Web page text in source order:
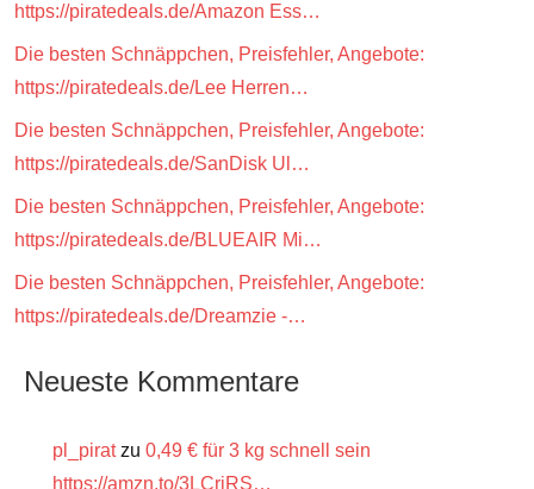
https://piratedeals.de/Amazon Ess…
Die besten Schnäppchen, Preisfehler, Angebote:
https://piratedeals.de/Lee Herren…
Die besten Schnäppchen, Preisfehler, Angebote:
https://piratedeals.de/SanDisk Ul…
Die besten Schnäppchen, Preisfehler, Angebote:
https://piratedeals.de/BLUEAIR Mi…
Die besten Schnäppchen, Preisfehler, Angebote:
https://piratedeals.de/Dreamzie -…
Neueste Kommentare
pl_piratzu 0,49 € für 3 kg schnell sein
https://amzn.to/3LCrjRS…